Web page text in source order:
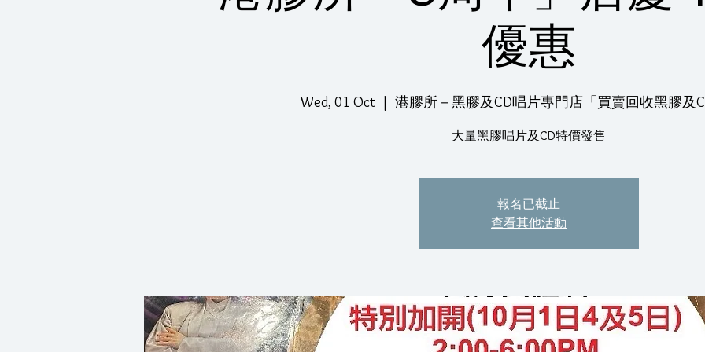
優惠
Wed, 01 Oct
  |
港膠所－黑膠及CD唱片專門店「買賣回收黑膠及
大量黑膠唱片及CD特價發售
報名已截止
查看其他活動